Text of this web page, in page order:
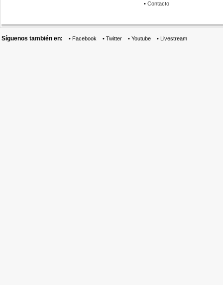
• Contacto
Síguenos también en: • Facebook • Twitter • Youtube • Livestream